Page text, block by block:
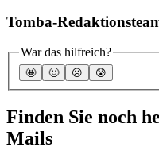
Tomba-
War das hilfreich?
🤩 🙂 ☹️ 😰
Finden Sie noch
Mails